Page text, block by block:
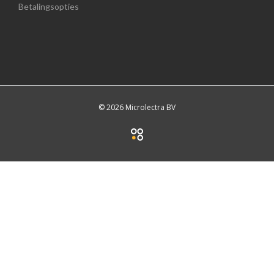
Betalingsopties
© 2026 Microlectra BV